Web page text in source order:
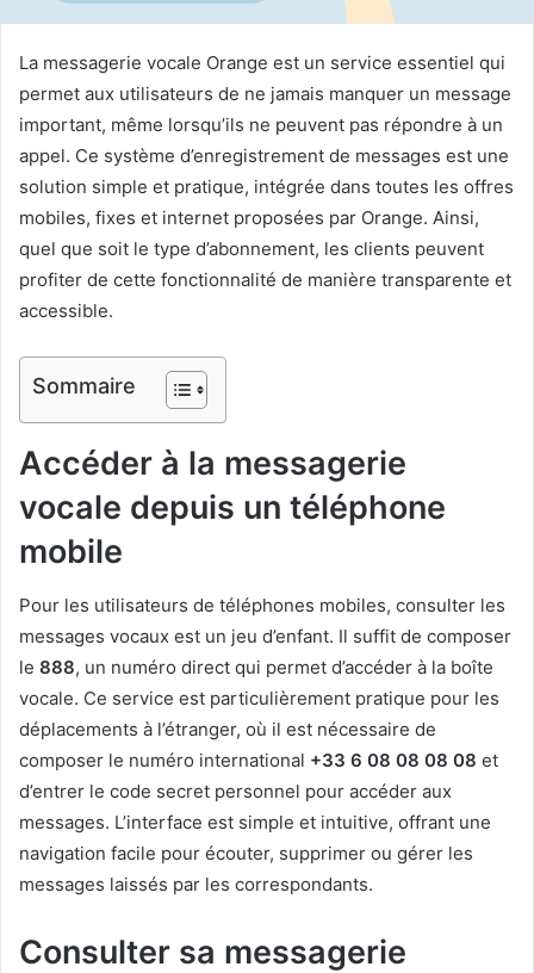
La messagerie vocale Orange est un service essentiel qui
permet aux utilisateurs de ne jamais manquer un message
important, même lorsqu’ils ne peuvent pas répondre à un
appel. Ce système d’enregistrement de messages est une
solution simple et pratique, intégrée dans toutes les offres
mobiles, fixes et internet proposées par Orange. Ainsi,
quel que soit le type d’abonnement, les clients peuvent
profiter de cette fonctionnalité de manière transparente et
accessible.
Sommaire
Accéder à la messagerie
vocale depuis un téléphone
mobile
Pour les utilisateurs de téléphones mobiles, consulter les
messages vocaux est un jeu d’enfant. Il suffit de composer
le 888, un numéro direct qui permet d’accéder à la boîte
vocale. Ce service est particulièrement pratique pour les
déplacements à l’étranger, où il est nécessaire de
composer le numéro international +33 6 08 08 08 08 et
d’entrer le code secret personnel pour accéder aux
messages. L’interface est simple et intuitive, offrant une
navigation facile pour écouter, supprimer ou gérer les
messages laissés par les correspondants.
Consulter sa messagerie